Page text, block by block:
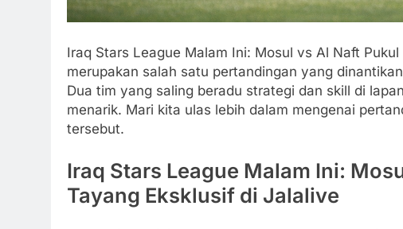
Iraq Stars League Malam Ini: Mosul vs Al Naft
merupakan salah satu pertandingan yang
Dua tim yang saling beradu strategi dan skill di
menarik. Mari kita ulas lebih dalam mengenai
tersebut.
Iraq Stars League Malam Ini:
Tayang Eksklusif di Jalalive